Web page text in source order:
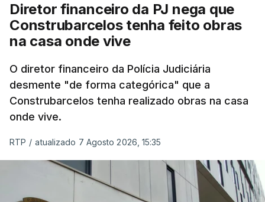
Diretor financeiro da PJ nega que
Construbarcelos tenha feito obras
na casa onde vive
O diretor financeiro da Polícia Judiciária
desmente "de forma categórica" que a
Construbarcelos tenha realizado obras na casa
onde vive.
RTP / atualizado 7 Agosto 2026, 15:35